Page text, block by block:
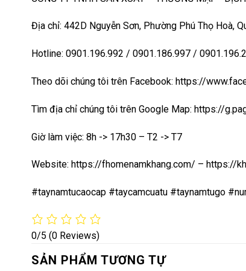
Địa chỉ: 442D Nguyễn Sơn, Phường Phú Thọ Hoà,
Hotline: 0901.196.992 / 0901.186.997 /
Theo dõi chúng tôi trên Facebook: https://
Tìm địa chỉ chúng tôi trên Google Map: https://
Giờ làm việc: 8h -> 17h30 – T2 -> T7
Website: https://fhomenamkhang.com/ – https://
#taynamtucaocap #taycamcuatu #taynamtugo
0/5 (0 Reviews)
SẢN PHẨM TƯƠNG TỰ